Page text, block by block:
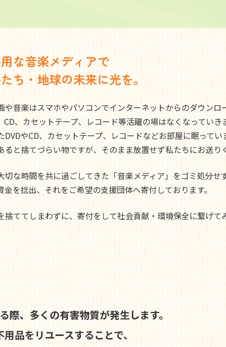
な音楽メディアで
ち・地球の未来に光を。
や音楽はスマホやパソコンでインターネットからのダウンロ
CD、カセットテープ、レコード等活躍の場はなくなっていき
DVDやCD、カセットテープ、レコードなどお部屋に眠ってい
ると捨てづらい物ですが、そのまま放置せず私たちにお送り
切な時間を共に過ごしてきた「音楽メディア」をゴミ処分せ
金を捻出、それをご希望の支援団体へ寄付しております。
捨ててしまわずに、寄付をして社会貢献・環境保全に繋げて
際、 多くの有害物質が発生します。
用品を リユースすることで、